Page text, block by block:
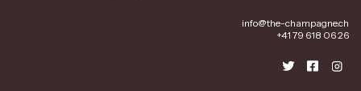
info@the-champagne.ch
+41 79 618 06 26